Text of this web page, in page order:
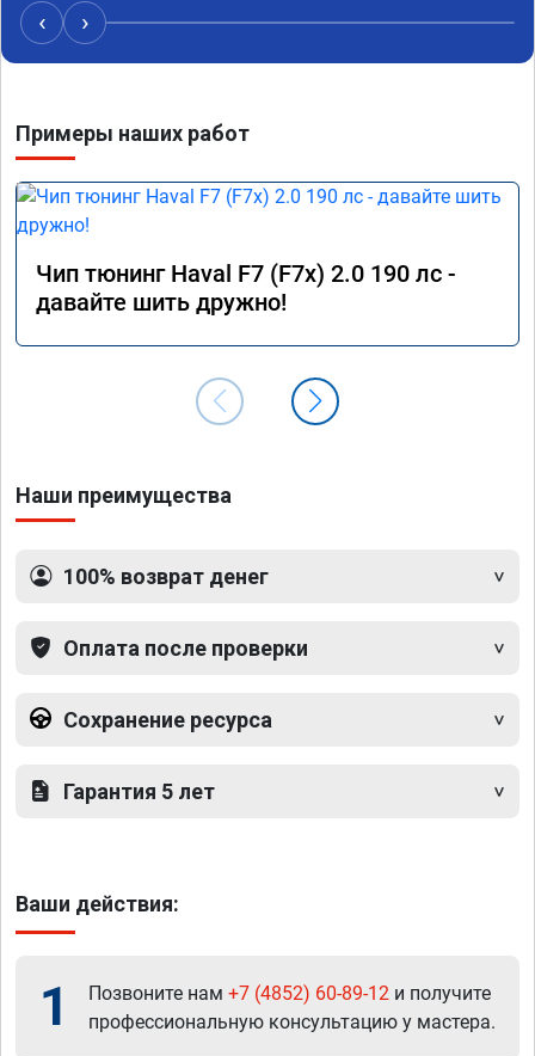
‹ ›
Примеры наших работ
Чип тюнинг Haval F7 (F7x) 2.0 190 лс -
давайте шить дружно!
Наши преимущества
100% возврат денег
Оплата после проверки
Сохранение ресурса
Гарантия 5 лет
Ваши действия:
1 Позвоните нам +7 (4852) 60-89-12 и получите
профессиональную консультацию у мастера.